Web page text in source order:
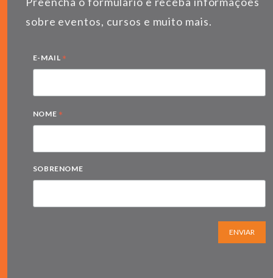
sobre eventos, cursos e muito mais.
E-MAIL *
NOME *
SOBRENOME
ENVIAR